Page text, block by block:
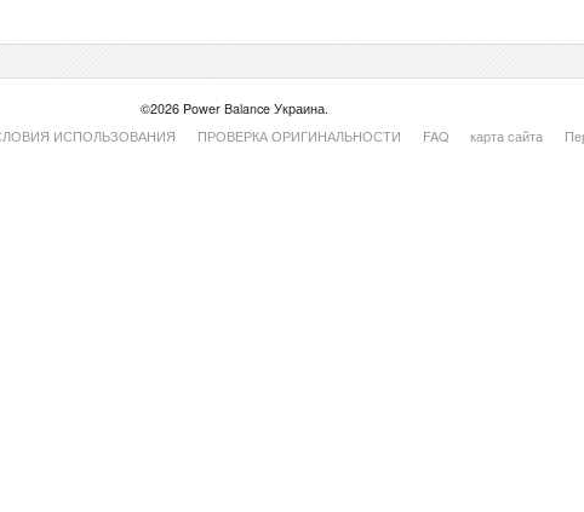
©2026 Power Balance Украина.
ИСПОЛЬЗОВАНИЯ ПРОВЕРКА ОРИГИНАЛЬНОСТИ FAQ карта сайта